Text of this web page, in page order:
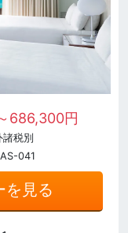
686,300円
税別
041
を見る